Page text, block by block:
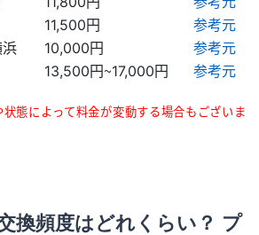
11,500円
参考元
10,000円
参考元
13,500円～17,000円 参考元
態によって料金が変動する場合もございま
換頻度はどれくらい？ プ